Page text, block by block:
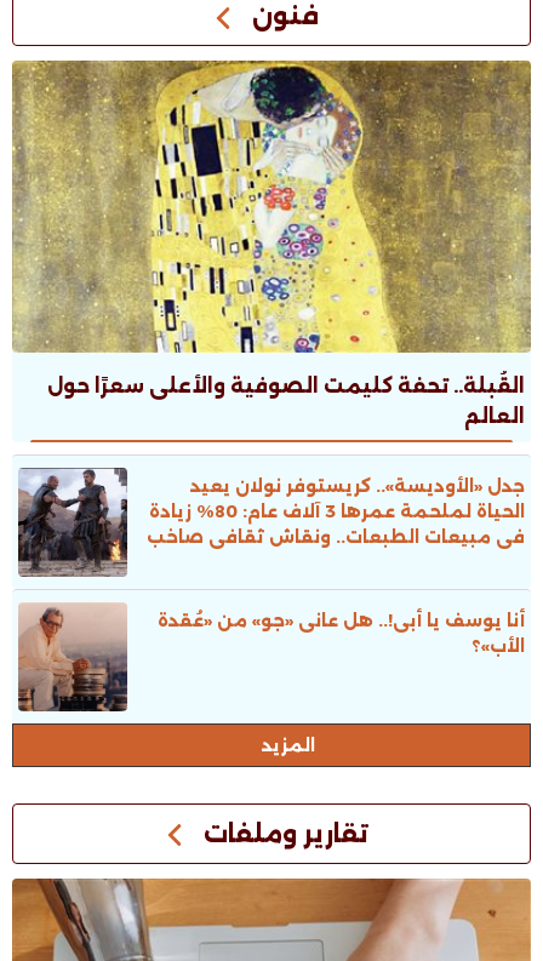
فنون
القُبلة.. تحفة كليمت الصوفية والأعلى سعرًا حول
العالم
جدل «الأوديسة».. كريستوفر نولان يعيد
الحياة لملحمة عمرها 3 آلاف عام: 80% زيادة
فى مبيعات الطبعات.. ونقاش ثقافى صاخب
أنا يوسف يا أبى!.. هل عانى «جو» من «عُقدة
الأب»؟
المزيد
تقارير وملفات